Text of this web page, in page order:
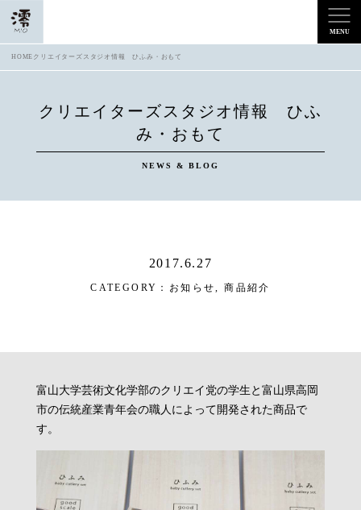
HOME クリエイターズスタジオ情報 ひふみ・おもて
クリエイターズスタジオ情報 ひふ
み・おもて
NEWS & BLOG
2017.6.27
CATEGORY： お知らせ,商品紹介
富山大学芸術文化学部のクリエイ党の学生と富山県高岡
市の伝統産業青年会の職人によって開発された商品で
す。